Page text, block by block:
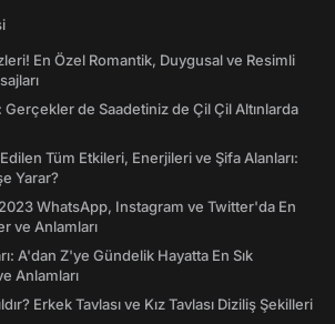
En Özel Romantik, Duygusal ve Resimli
Gerçekler de Saadetiniz de Çil Çil Altınlarda
Tüm Etkileri, Enerjileri ve Şifa Alanları:
Yarar?
WhatsApp, Instagram ve Twitter'da En
ve Anlamları
A'dan Z'ye Gündelik Hayatta En Sık
Anlamları
Erkek Tavlası ve Kız Tavlası Diziliş Şekilleri